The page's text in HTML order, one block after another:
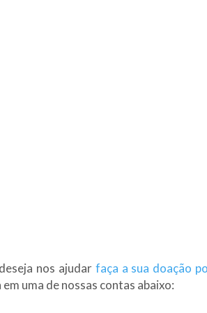
nos ajudar faça a sua doação
uma de nossas contas abaixo: